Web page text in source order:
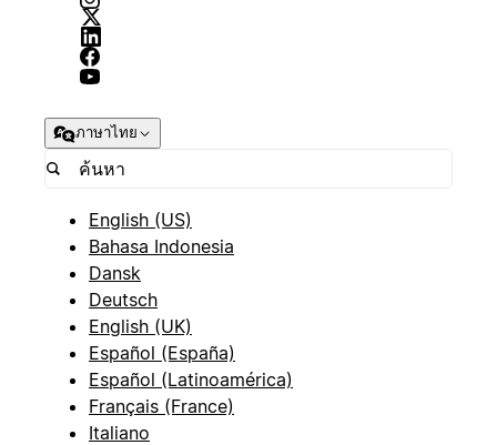
ภาษาไทย
English (US)
Bahasa Indonesia
Dansk
Deutsch
English (UK)
Español (España)
Español (Latinoamérica)
Français (France)
Italiano